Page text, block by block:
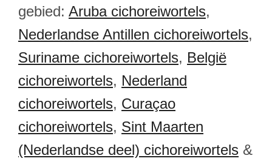
gebied: Aruba cichoreiwortels,
Nederlandse Antillen cichoreiwortels,
Suriname cichoreiwortels, België
cichoreiwortels, Nederland
cichoreiwortels, Curaçao
cichoreiwortels, Sint Maarten
(Nederlandse deel) cichoreiwortels &